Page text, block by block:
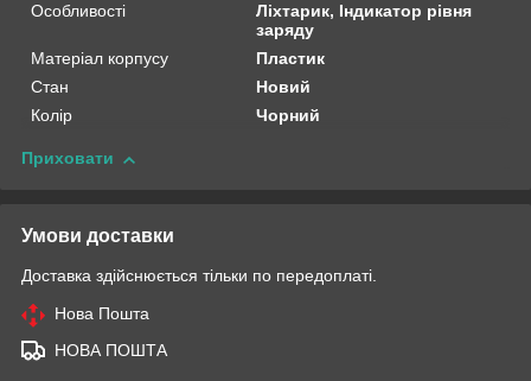
Особливості
Ліхтарик, Індикатор рівня
заряду
Матеріал корпусу
Пластик
Стан
Новий
Колір
Чорний
Приховати
Умови доставки
Доставка здійснюється тільки по передоплаті.
Нова Пошта
НОВА ПОШТА